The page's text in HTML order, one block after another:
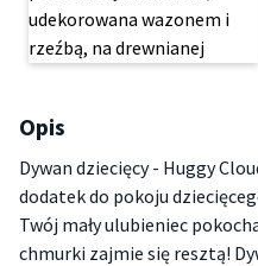
Opis
Dywan dziecięcy - Huggy
dodatek do pokoju
Twój mały ulubieniec
chmurki zajmie się resztą!